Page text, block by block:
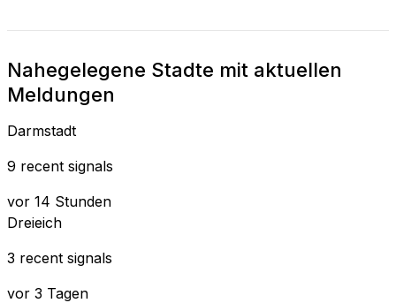
Nahegelegene Stadte mit aktuellen
Meldungen
Darmstadt
9 recent signals
vor 14 Stunden
Dreieich
3 recent signals
vor 3 Tagen